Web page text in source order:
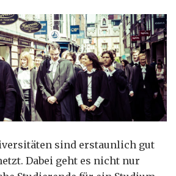
sind erstaunlich gut
Dabei geht es nicht nur